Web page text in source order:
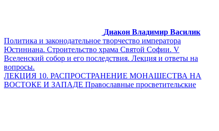
Диакон Владимир Василик
Политика и законодательное творчество императора
Юстиниана. Строительство храма Святой Софии. V
Вселенский собор и его последствия. Лекция и ответы на
вопросы.
ЛЕКЦИЯ 10. РАСПРОСТРАНЕНИЕ МОНАШЕСТВА НА
ВОСТОКЕ И ЗАПАДЕ Православные просветительские